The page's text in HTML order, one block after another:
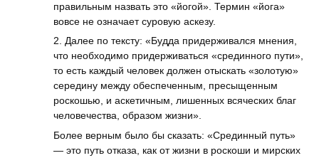
правильным назвать это «йогой». Термин «йога»
вовсе не означает суровую аскезу.
2. Далее по тексту: «Будда придерживался мнения,
что необходимо придерживаться «срединного пути»,
то есть каждый человек должен отыскать «золотую»
середину между обеспеченным, пресыщенным
роскошью, и аскетичным, лишенных всяческих благ
человечества, образом жизни».
Более верным было бы сказать: «Срединный путь»
— это путь отказа, как от жизни в роскоши и мирских